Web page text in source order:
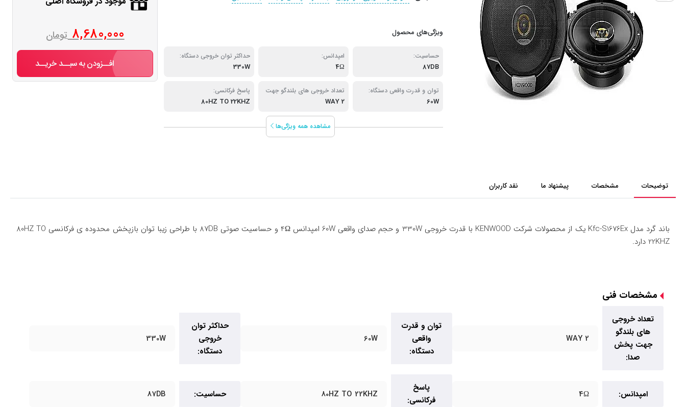
ویژگی‌های محصول
حساسیت:
87DB
امپدانس:
4Ω
حداکثر توان خروجی دستگاه:
330W
توان و قدرت واقعی دستگاه:
60W
تعداد خروجی های بلندگو جهت
پخش صدا:
2 WAY
پاسخ فرکانسی:
80HZ TO 22KHZ
مشاهده همه ویژگی‌ها
8,680,000 تومان
افــزودن به سبــد خریــد
توضیحات مشخصات پیشنهاد ما نقد کاربران
باند گرد مدل Kfc-S1676Ex یک از محصولات شرکت KENWOOD با قدرت خروجی 330W و حجم صدای واقعی 60W امپدانس 4Ω و حساسیت صوتی 87DB با طراحی زیبا توان بازپخش محدوده ی فرکانسی 80HZ TO
22KHZ دارد.
مشخصات فنی
تعداد خروجی
های بلندگو
جهت پخش
صدا:
2 WAY
توان و قدرت
واقعی
دستگاه:
60W
حداکثر توان
خروجی
دستگاه:
330W
امپدانس: 4Ω
پاسخ
فرکانسی:
80HZ TO 22KHZ حساسیت: 87DB